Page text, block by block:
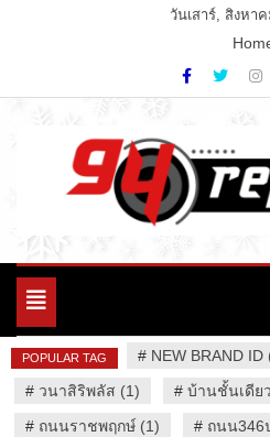
วันเสาร์, สิงหา
94 Report.com
Variety News
Toggle
POPULAR TAG # NEW BRAND ID
# วนาสิริพลัส (1) # บ้านชั้นเดีย
# ถนนราชพฤกษ์ (1) # ถนน346